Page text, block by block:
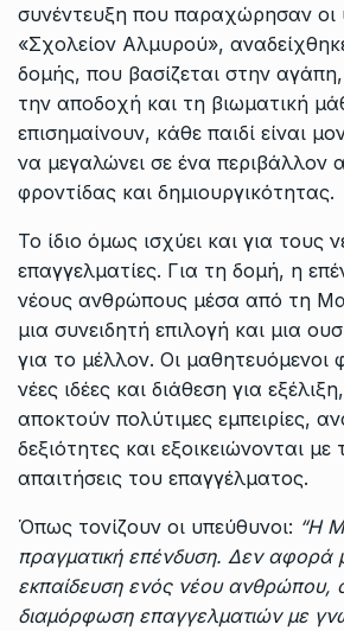
συνέντευξη που παραχώρησαν οι
«Σχολείον Αλμυρού»,
δομής, που βασίζεται στην
την αποδοχή και τη βιωματική
επισημαίνουν, κάθε παιδί είναι
να μεγαλώνει σε ένα περιβάλλον
φροντίδας και δημιουργικότητας.
Το ίδιο όμως ισχύει και για τους
επαγγελματίες. Για τη δομή, η
νέους ανθρώπους μέσα από τη
μια συνειδητή επιλογή και μια
για το μέλλον. Οι μαθητευόμενοι
νέες ιδέες και διάθεση για
αποκτούν πολύτιμες εμπειρίες,
δεξιότητες και εξοικειώνονται με
απαιτήσεις του επαγγέλματος.
Όπως τονίζουν οι υπεύθυνοι: “Η
πραγματική επένδυση. Δεν αφορά
εκπαίδευση ενός νέου ανθρώπου,
διαμόρφωση επαγγελματιών με